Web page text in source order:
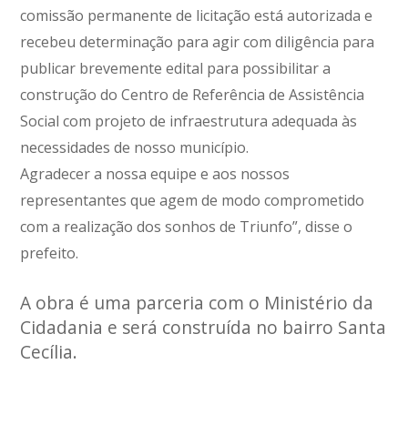
comissão permanente de licitação está autorizada e
recebeu determinação para agir com diligência para
publicar brevemente edital para possibilitar a
construção do Centro de Referência de Assistência
Social com projeto de infraestrutura adequada às
necessidades de nosso município.
Agradecer a nossa equipe e aos nossos
representantes que agem de modo comprometido
com a realização dos sonhos de Triunfo”, disse o
prefeito.
A obra é uma parceria com o Ministério da
Cidadania e será construída no bairro Santa
Cecília.